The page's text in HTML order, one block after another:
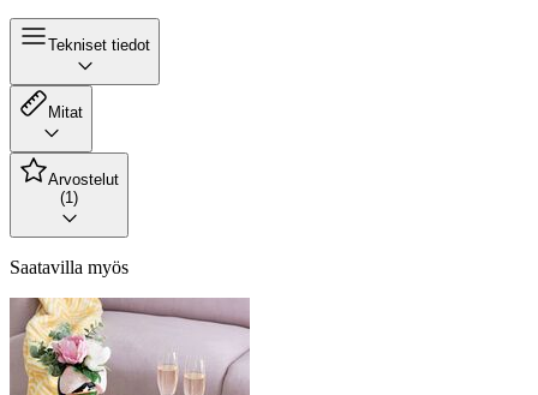
Tekniset tiedot
Mitat
Arvostelut
(1)
Saatavilla myös